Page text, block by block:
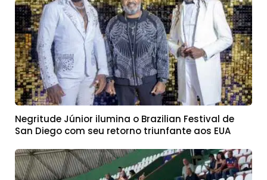
Negritude Júnior ilumina o Brazilian Festival de
San Diego com seu retorno triunfante aos EUA